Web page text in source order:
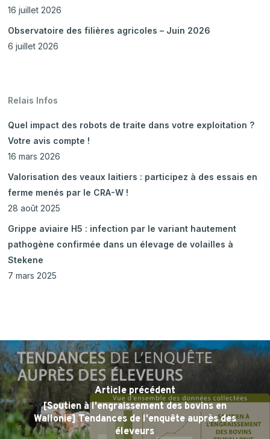
16 juillet 2026
Observatoire des filières agricoles – Juin 2026
6 juillet 2026
Relais Infos
Quel impact des robots de traite dans votre exploitation ?
Votre avis compte !
16 mars 2026
Valorisation des veaux laitiers : participez à des essais en
ferme menés par le CRA-W !
28 août 2025
Grippe aviaire H5 : infection par le variant hautement
pathogène confirmée dans un élevage de volailles à
Stekene
7 mars 2025
Article précédent
[Soutien à l'engraissement des bovins en
Wallonie] Tendances de l'enquête auprès des
éleveurs